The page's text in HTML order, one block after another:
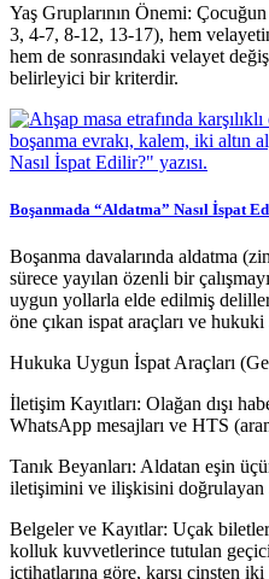
Yaş Gruplarının Önemi:
3, 4-7, 8-12, 13-17), hem
hem de sonrasındaki velayet
belirleyici bir kriterdir.
Boşanmada “Aldatma” Nasıl İspat
Boşanma davalarında aldatma
sürece yayılan özenli bir
uygun yollarla elde edilmiş
öne çıkan ispat araçları ve hukuki
Hukuka Uygun İspat Araçları
İletişim Kayıtları: Olağan dışı
WhatsApp mesajları ve HTS
Tanık Beyanları: Aldatan eşin
iletişimini ve ilişkisini doğrulayan
Belgeler ve Kayıtlar: Uçak
kolluk kuvvetlerince tutulan
içtihatlarına göre, karşı cinsten